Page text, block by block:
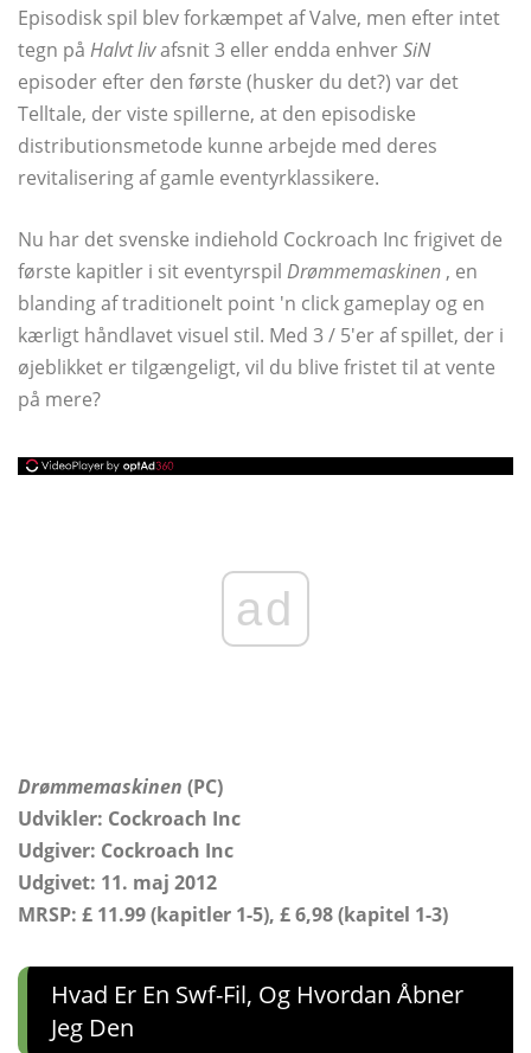
Episodisk spil blev forkæmpet af Valve, men efter intet
tegn på Halvt livafsnit 3 eller endda enhverSiN
episoder efter den første (husker du det?) var det
Telltale, der viste spillerne, at den episodiske
distributionsmetode kunne arbejde med deres
revitalisering af gamle eventyrklassikere.
Nu har det svenske indiehold Cockroach Inc frigivet de
første kapitler i sit eventyrspil Drømmemaskinen , en
blanding af traditionelt point 'n click gameplay og en
kærligt håndlavet visuel stil. Med 3 / 5'er af spillet, der i
øjeblikket er tilgængeligt, vil du blive fristet til at vente
på mere?
ad
Drømmemaskinen (PC)
Udvikler: Cockroach Inc
Udgiver: Cockroach Inc
Udgivet: 11. maj 2012
MRSP: £ 11.99 (kapitler 1-5), £ 6,98 (kapitel 1-3)
Hvad Er En Swf-Fil, Og Hvordan Åbner
Jeg Den